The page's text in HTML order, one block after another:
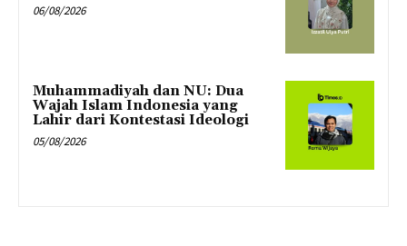
06/08/2026
Muhammadiyah dan NU: Dua
Wajah Islam Indonesia yang
Lahir dari Kontestasi Ideologi
05/08/2026